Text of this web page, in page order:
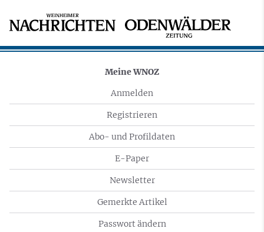
Meine WNOZ
Anmelden
Registrieren
Abo- und Profildaten
E-Paper
Newsletter
Gemerkte Artikel
Passwort ändern